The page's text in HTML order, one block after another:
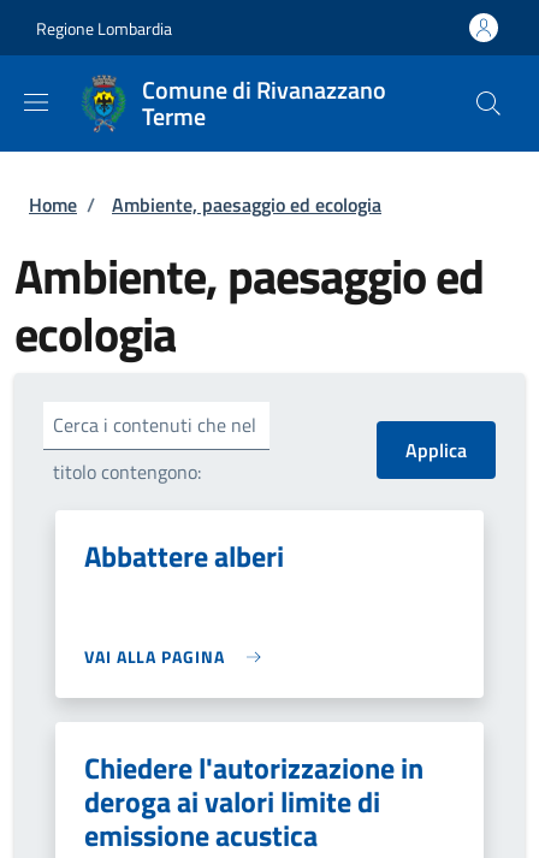
Regione Lombardia
Comune di Rivanazzano
Terme
Briciole di pane
Home / Ambiente, paesaggio ed ecologia
Ambiente, paesaggio ed
ecologia
Cerca i contenuti che nel
titolo contengono:
Abbattere alberi
VAI ALLA PAGINA
Chiedere l'autorizzazione in
deroga ai valori limite di
emissione acustica